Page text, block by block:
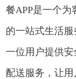
餐APP是一个
的一站式生活
一位用户提供
配送服务，让